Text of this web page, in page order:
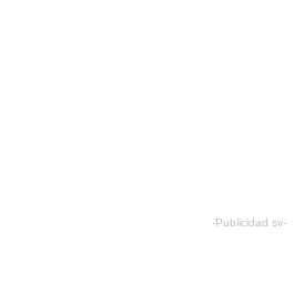
-Publicidad sv-